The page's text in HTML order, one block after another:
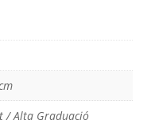
/ Alta Graduació